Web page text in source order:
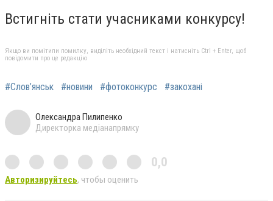
Встигніть стати учасниками конкурсу!
Якщо ви помітили помилку, виділіть необхідний текст і натисніть Ctrl + Enter, щоб
повідомити про це редакцію
#Слов’янськ #новини #фотоконкурс #закохані
Олександра Пилипенко
Директорка медіанапрямку
0,0
Авторизируйтесь, чтобы оценить